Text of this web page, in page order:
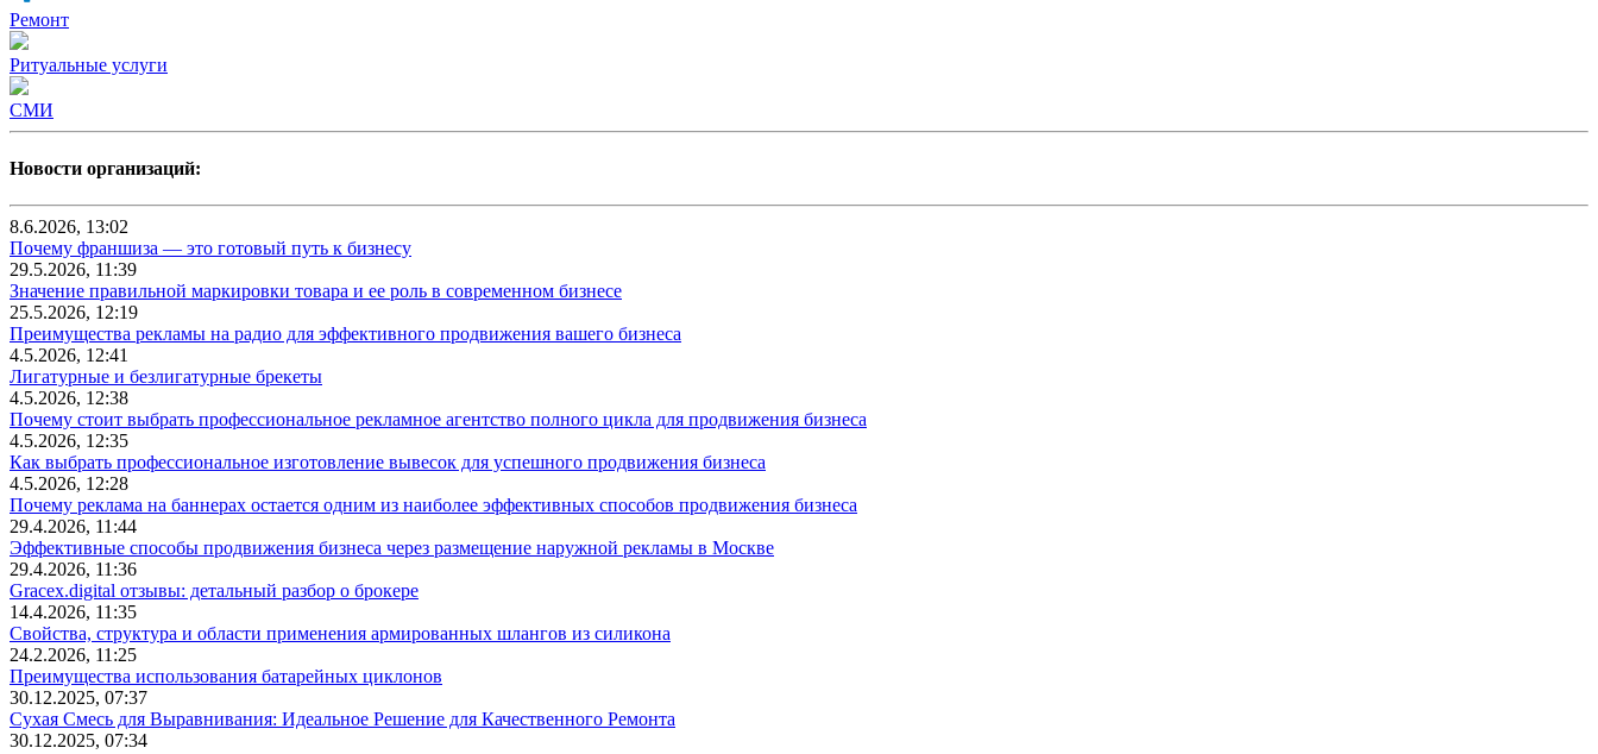
Ремонт
Ритуальные услуги
СМИ
Новости организаций:
8.6.2026, 13:02
Почему франшиза — это готовый путь к бизнесу
29.5.2026, 11:39
Значение правильной маркировки товара и ее роль в современном бизнесе
25.5.2026, 12:19
Преимущества рекламы на радио для эффективного продвижения вашего бизнеса
4.5.2026, 12:41
Лигатурные и безлигатурные брекеты
4.5.2026, 12:38
Почему стоит выбрать профессиональное рекламное агентство полного цикла для продвижения бизнеса
4.5.2026, 12:35
Как выбрать профессиональное изготовление вывесок для успешного продвижения бизнеса
4.5.2026, 12:28
Почему реклама на баннерах остается одним из наиболее эффективных способов продвижения бизнеса
29.4.2026, 11:44
Эффективные способы продвижения бизнеса через размещение наружной рекламы в Москве
29.4.2026, 11:36
Gracex.digital отзывы: детальный разбор о брокере
14.4.2026, 11:35
Свойства, структура и области применения армированных шлангов из силикона
24.2.2026, 11:25
Преимущества использования батарейных циклонов
30.12.2025, 07:37
Сухая Смесь для Выравнивания: Идеальное Решение для Качественного Ремонта
30.12.2025, 07:34